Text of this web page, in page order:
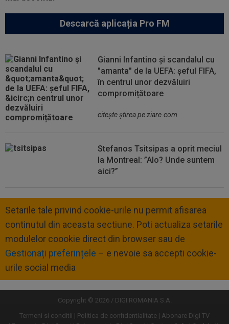
Descarcă aplicația Pro FM
Gianni Infantino și scandalul cu
"amanta" de la UEFA: șeful FIFA,
în centrul unor dezvăluiri
compromițătoare
citeşte ştirea pe ziare.com
Stefanos Tsitsipas a oprit meciul
la Montreal: ”Alo? Unde suntem
aici?”
Setarile tale privind cookie-urile nu permit afisarea
continutul din aceasta sectiune. Poti actualiza setarile
modulelor coookie direct din browser sau de
Gestionați preferințele – e nevoie sa accepti cookie-
urile social media
Copyright © 2026 / DIGI ROMANIA S.A.
Termeni si conditii
Politica de confidentialitate
Abonare Digi TV